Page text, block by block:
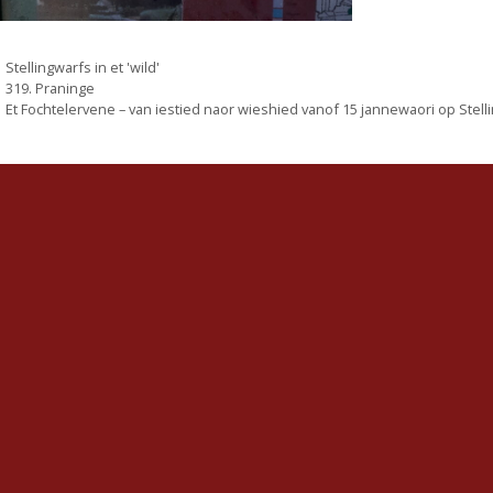
Categorieën
Stellingwarfs in et 'wild'
319. Praninge
Et Fochtelervene – van iestied naor wieshied vanof 15 jannewaori op